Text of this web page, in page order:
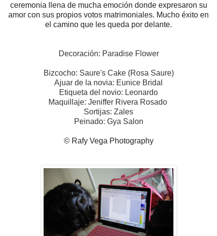
ceremonia llena de mucha emoción donde expresaron su
amor con sus propios votos matrimoniales. Mucho éxito en
el camino que les queda por delante.
Decoración: Paradise Flower
Bizcocho: Saure's Cake (Rosa Saure)
Ajuar de la novia: Eunice Bridal
Etiqueta del novio: Leonardo
Maquillaje: Jeniffer Rivera Rosado
Sortijas: Zales
Peinado: Gya Salon
© Rafy Vega Photography